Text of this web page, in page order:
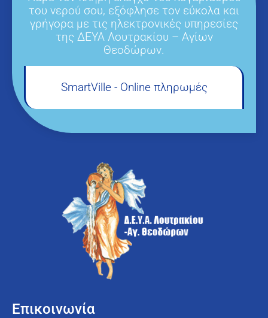
του νερού σου, εξόφλησε τον εύκολα και
γρήγορα με τις ηλεκτρονικές υπηρεσίες
της ΔΕΥΑ Λουτρακίου – Αγίων
Θεοδώρων.
SmartVille - Online πληρωμές
Επικοινωνία